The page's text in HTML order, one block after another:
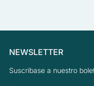
NEWSLETTER
Suscríbase a nuestro